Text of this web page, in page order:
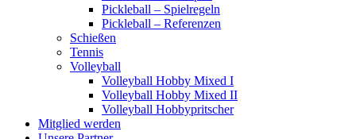
Pickleball – Spielregeln
Pickleball – Referenzen
Schießen
Tennis
Volleyball
Volleyball Hobby Mixed I
Volleyball Hobby Mixed II
Volleyball Hobbypritscher
Mitglied werden